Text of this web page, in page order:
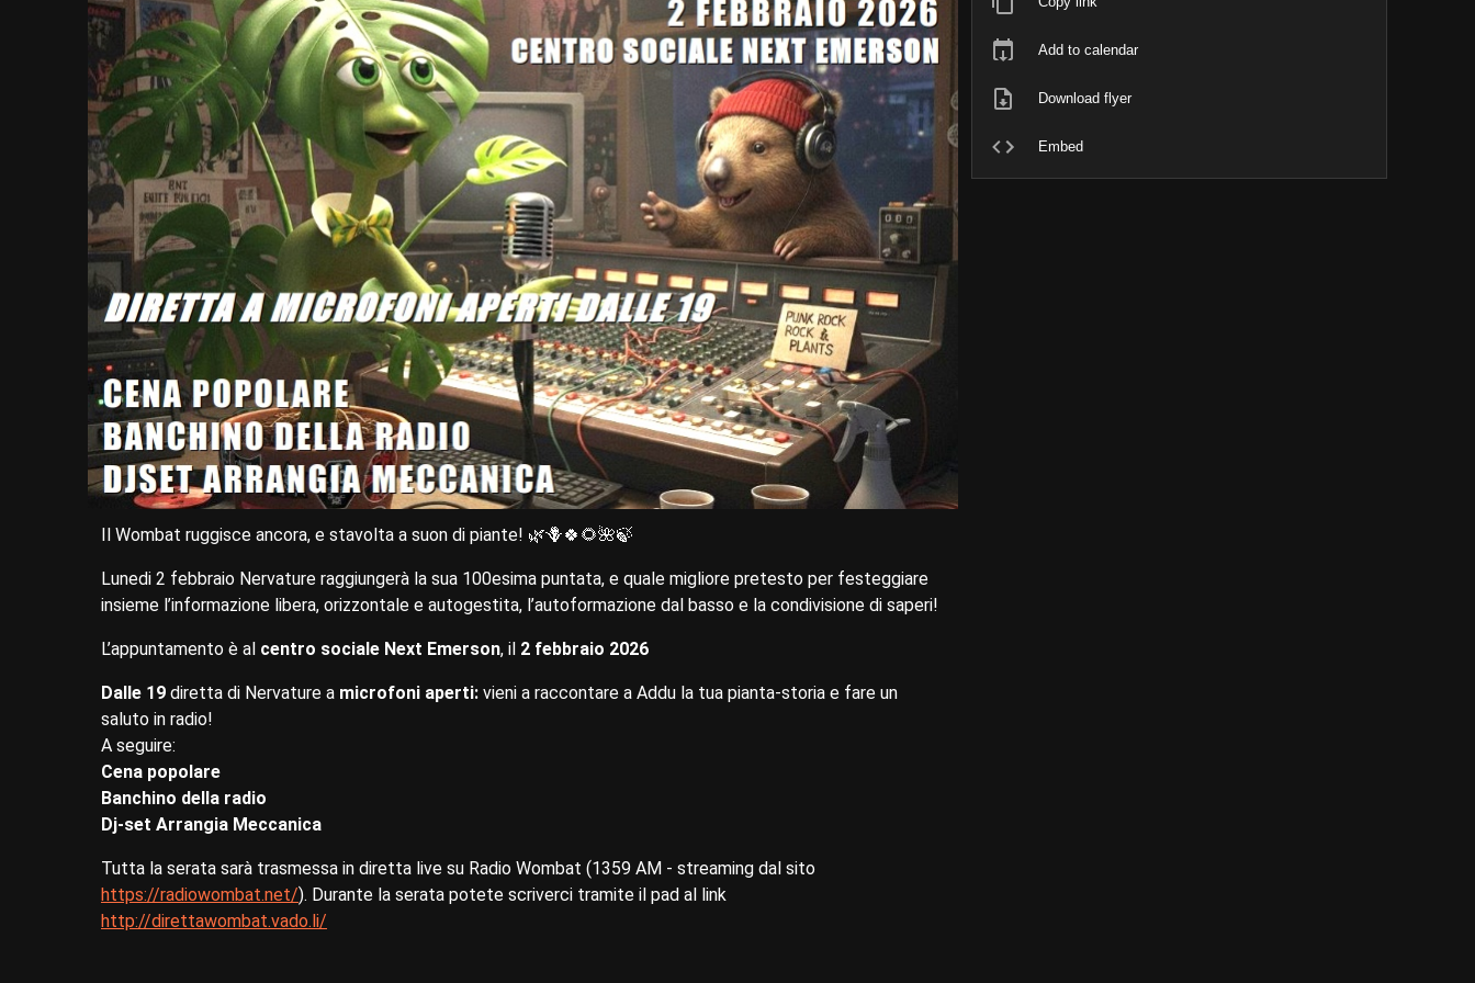
Il Wombat ruggisce ancora, e stavolta a suon di piante! 🌿🪻🍀🌻🌺🍃
Lunedi 2 febbraio Nervature raggiungerà la sua 100esima puntata, e quale migliore pretesto per festeggiare
insieme l’informazione libera, orizzontale e autogestita, l’autoformazione dal basso e la condivisione di saperi!
L’appuntamento è al centro sociale Next Emerson, il 2 febbraio 2026
Dalle 19 diretta di Nervature a microfoni aperti: vieni a raccontare a Addu la tua pianta-storia e fare un
saluto in radio!
A seguire:
Cena popolare
Banchino della radio
Dj-set Arrangia Meccanica
Tutta la serata sarà trasmessa in diretta live su Radio Wombat (1359 AM - streaming dal sito
https://radiowombat.net/). Durante la serata potete scriverci tramite il pad al link
http://direttawombat.vado.li/
Add to calendar
Download flyer
Embed